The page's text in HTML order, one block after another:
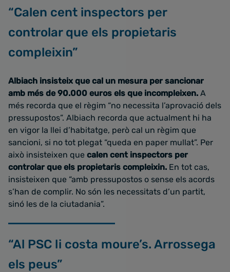
“Calen cent inspectors per
controlar que els propietaris
compleixin”
Albiach insisteix que cal un mesura per sancionar
amb més de 90.000 euros els que incompleixen. A
més recorda que el règim “no necessita l’aprovació dels
pressupostos”. Albiach recorda que actualment hi ha
en vigor la llei d’habitatge, però cal un règim que
sancioni, si no tot plegat “queda en paper mullat”. Per
això insisteixen que calen cent inspectors per
controlar que els propietaris compleixin. En tot cas,
insisteixen que “amb pressupostos o sense els acords
s’han de complir. No són les necessitats d’un partit,
sinó les de la ciutadania”.
“Al PSC li costa moure’s. Arrossega
els peus”